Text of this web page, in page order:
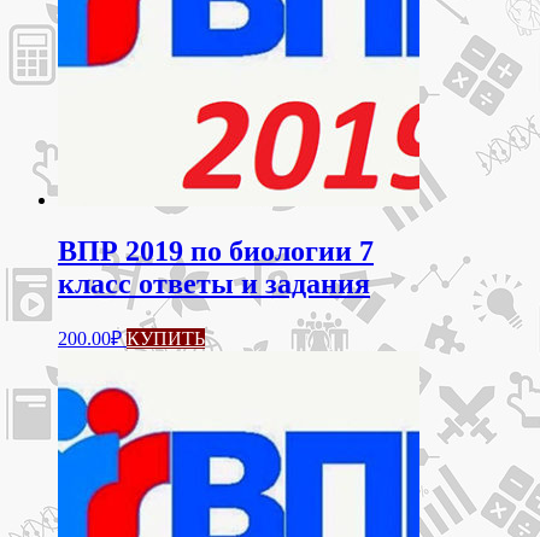
ВПР 2019 по биологии 7
класс ответы и задания
200.00₽ КУПИТЬ